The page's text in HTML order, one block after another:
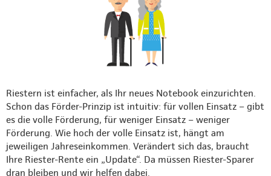
Riestern ist einfacher, als Ihr neues Notebook einzurichten.
Schon das Förder-Prinzip ist intuitiv: für vollen Einsatz – gibt
es die volle Förderung, für weniger Einsatz – weniger
Förderung. Wie hoch der volle Einsatz ist, hängt am
jeweiligen Jahreseinkommen. Verändert sich das, braucht
Ihre Riester-Rente ein „Update“. Da müssen Riester-Sparer
dran bleiben und wir helfen dabei.